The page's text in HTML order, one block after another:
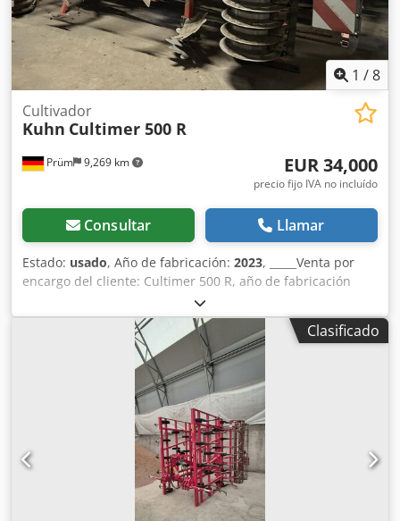
1 /8
Prüm 9,269 km
Cultivador
Kuhn Cultimer 500 R
EUR 34,000
precio fijo IVA no incluído
Consultar Llamar
Estado: usado, Año de fabricación: 2023, _____Venta por
encargo del cliente: Cultimer 500 R, año de fabricación
2023, ancho de trabajo de 5 m, profundidad de trabajo de
5-35 cm, ancho de transporte de 3,0 m, número de púas
de 16, número de discos niveladores de 16, protección
contra piedras NSM, montaje en categoría III y IV, rodillo
HD-Liner con ajuste hidráulico de la altura, número de
brazos de labranza. Potencia requerida: mínimo 300 CV.
Ubicación: null. Codpfozdmumjx Ahzsha
Clasificado